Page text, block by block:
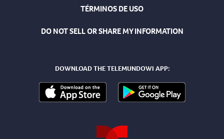
TÉRMINOS DE USO
DO NOT SELL OR SHARE MY INFORMATION
DOWNLOAD THE TELEMUNDOWI APP: